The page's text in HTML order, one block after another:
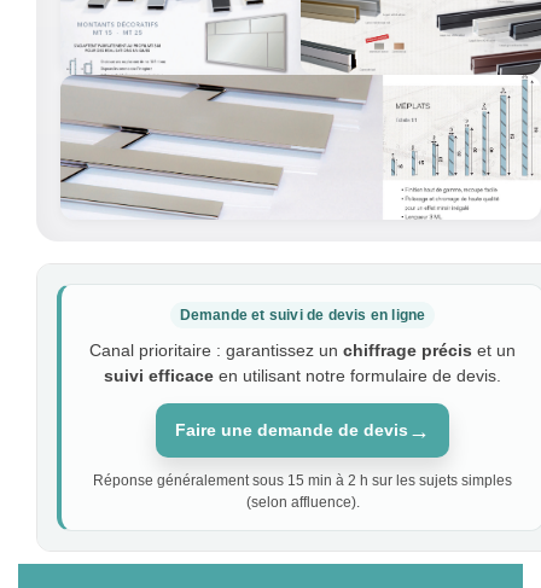
Demande et suivi de devis en ligne
Canal prioritaire : garantissez un chiffrage précis et un
suivi efficace en utilisant notre formulaire de devis.
Faire une demande de devis →
Réponse généralement sous 15 min à 2 h sur les sujets simples
(selon affluence).